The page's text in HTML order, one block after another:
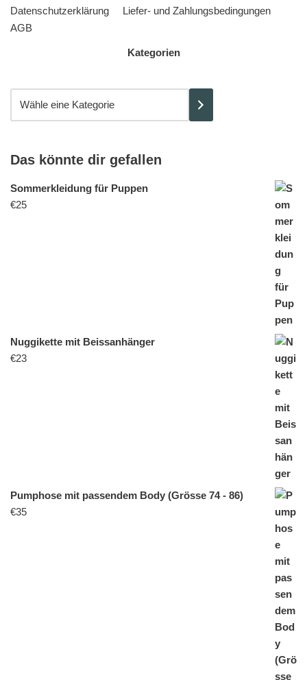
Datenschutzerklärung
Liefer- und Zahlungsbedingungen
AGB
Kategorien
Das könnte dir gefallen
Sommerkleidung für Puppen
€25
Nuggikette mit Beissanhänger
€23
Pumphose mit passendem Body (Grösse 74 - 86)
€35